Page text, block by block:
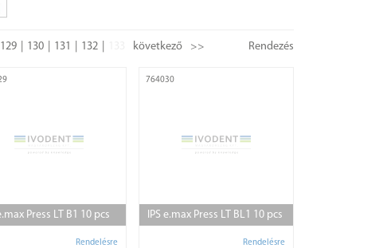
129 130 131 132 következő >> Rendezés
Press LT B1 10 pcs
Rendelésre
764030
IPS e.max Press LT BL1 10 pcs
Rendelésre